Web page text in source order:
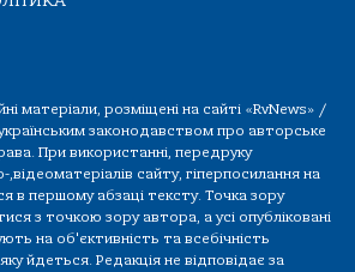
матеріали, розміщені на сайті «RvNews» /
законодавством про авторське
При використанні, передруку
сайту, гіперпосилання на
в першому абзаці тексту. Точка зору
з точкою зору автора, а усі опубліковані
на об'єктивність та всебічність
йдеться. Редакція не відповідає за